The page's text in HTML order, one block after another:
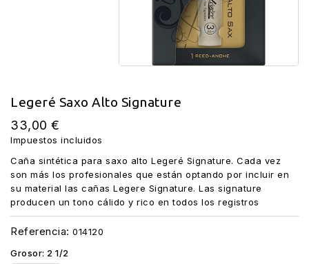
Legeré Saxo Alto Signature
33,00 €
Impuestos incluidos
Caña sintética para saxo alto Legeré Signature. Cada vez
son más los profesionales que están optando por incluir en
su material las cañas Legere Signature. Las signature
producen un tono cálido y rico en todos los registros
Referencia: 014120
Grosor: 2 1/2